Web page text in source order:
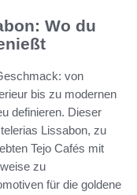
Wo du
von
bis zu modernen
definieren. Dieser
Lissabon, zu
Tejo Cafés mit
zu
für die goldene